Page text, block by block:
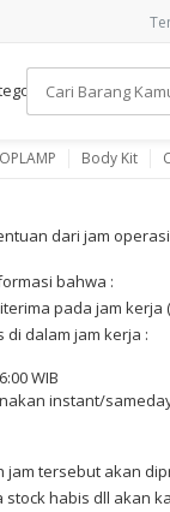
Body Kit
dari jam
bahwa :
pada jam kerja (
dalam jam kerja :
WIB
instant/
jam tersebut akan
habis dll akan